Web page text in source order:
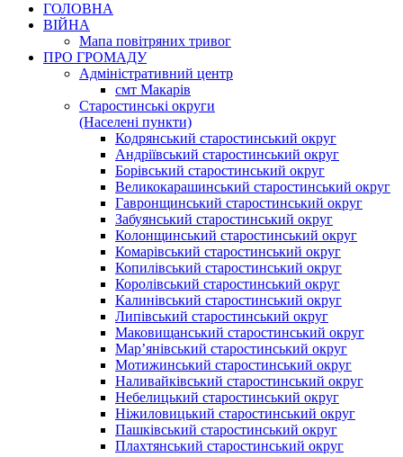
ГОЛОВНА
ВІЙНА
Мапа повітряних тривог
ПРО ГРОМАДУ
Aдміністративний центр
смт Макарів
Старостинські округи
(Населені пункти)
Кодрянський старостинський округ
Андріївський старостинський округ
Борівський старостинський округ
Великокарашинський старостинський округ
Гавронщинський старостинський округ
Забуянський старостинський округ
Колонщинський старостинський округ
Комарівський старостинський округ
Копилівський старостинський округ
Королівський старостинський округ
Калинівський старостинський округ
Липівський старостинський округ
Маковищанський старостинський округ
Мар’янівський старостинський округ
Мотижинський старостинський округ
Наливайківський старостинський округ
Небелицький старостинський округ
Ніжиловицький старостинський округ
Пашківський старостинський округ
Плахтянський старостинський округ